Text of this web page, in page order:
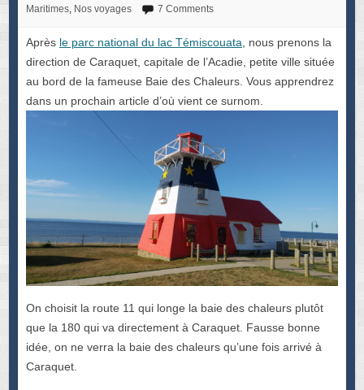
Maritimes, Nos voyages 7 Comments
Après le parc national du lac Témiscouata , nous prenons la
direction de Caraquet, capitale de l’Acadie, petite ville située
au bord de la fameuse Baie des Chaleurs. Vous apprendrez
dans un prochain article d’où vient ce surnom.
On choisit la route 11 qui longe la baie des chaleurs plutôt
que la 180 qui va directement à Caraquet. Fausse bonne
idée, on ne verra la baie des chaleurs qu’une fois arrivé à
Caraquet.